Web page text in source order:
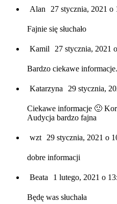
Alan 27 stycznia, 2021 o
Fajnie się słuchało
Kamil 27 stycznia, 2021
Bardzo ciekawe informacje.
Katarzyna 29 stycznia,
Ciekawe informacje 🙂
Audycja bardzo fajna
wzt 29 stycznia, 2021 o
dobre informacji
Beata 1 lutego, 2021 o
Będę was słuchała